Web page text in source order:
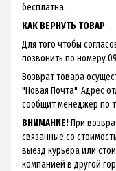
бесплатна.
КАК ВЕРНУТЬ ТОВАР
Для того чтобы
позвонить по номеру
Возврат товара
"Новая Почта". Адрес
сообщит менеджер по
ВНИМАНИЕ!При
связанные со
выезд курьера или
компанией в другой